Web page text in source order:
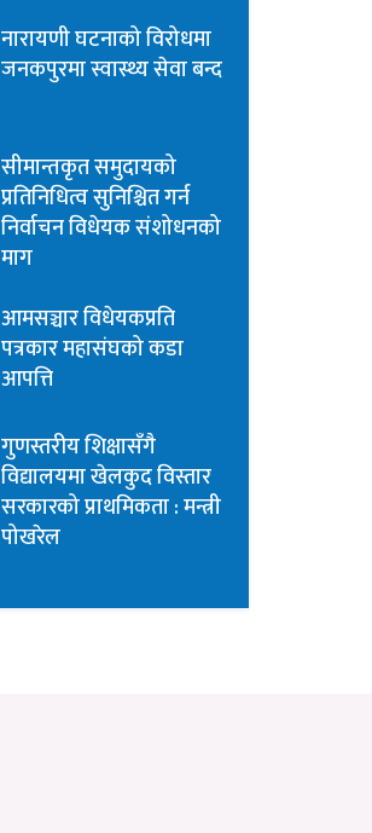
नारायणी घटनाको विरोधमा
जनकपुरमा स्वास्थ्य सेवा बन्द
सीमान्तकृत समुदायको
प्रतिनिधित्व सुनिश्चित गर्न
निर्वाचन विधेयक संशोधनको
माग
आमसञ्चार विधेयकप्रति
पत्रकार महासंघको कडा
आपत्ति
गुणस्तरीय शिक्षासँगै
विद्यालयमा खेलकुद विस्तार
सरकारको प्राथमिकता : मन्त्री
पोखरेल